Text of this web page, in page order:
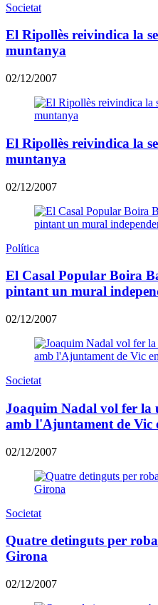
Societat
El Ripollès reivindica la
muntanya
02/12/2007
El Ripollès reivindica la
muntanya
02/12/2007
Política
El Casal Popular Boira
pintant un mural
02/12/2007
Societat
Joaquim Nadal vol fer la
amb l'Ajuntament de Vic
02/12/2007
Societat
Quatre detinguts per
Girona
02/12/2007